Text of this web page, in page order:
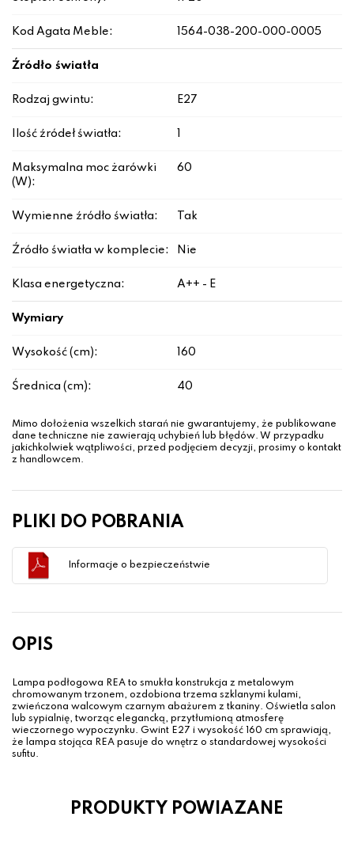
Kod Agata Meble: 1564-038-200-000-0005
Źródło światła
Rodzaj gwintu: E27
Ilość źródeł światła:
Maksymalna moc żarówki
(W):
60
Wymienne źródło światła: Tak
Źródło światła w komplecie: Nie
Klasa energetyczna: A++ - E
Wymiary
Wysokość (cm): 160
Średnica (cm): 40
Mimo dołożenia wszelkich starań nie gwarantujemy, że publikowane
dane techniczne nie zawierają uchybień lub błędów. W przypadku
jakichkolwiek wątpliwości, przed podjęciem decyzji, prosimy o kontakt
z handlowcem.
PLIKI DO POBRANIA
Informacje o bezpieczeństwie
OPIS
Lampa podłogowa REA to smukła konstrukcja z metalowym
chromowanym trzonem, ozdobiona trzema szklanymi kulami,
zwieńczona walcowym czarnym abażurem z tkaniny. Oświetla salon
lub sypialnię, tworząc elegancką, przytłumioną atmosferę
wieczornego wypoczynku. Gwint E27 i wysokość 160 cm sprawiają,
że lampa stojąca REA pasuje do wnętrz o standardowej wysokości
sufitu.
PRODUKTY POWIAZANE